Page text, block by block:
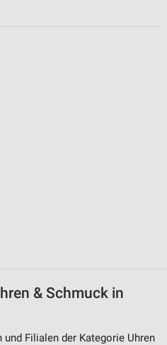
& Schmuck in
Filialen der Kategorie Uhren